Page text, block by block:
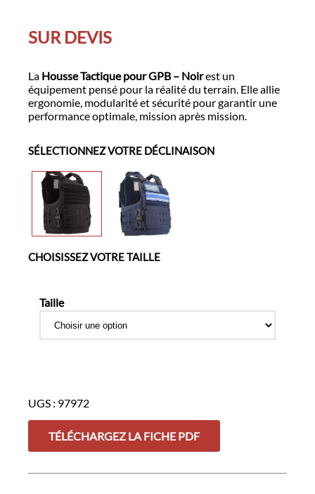
SUR DEVIS
La Housse Tactique pour GPB – Noirest un
équipement pensé pour la réalité du terrain. Elle allie
ergonomie, modularité et sécurité pour garantir une
performance optimale, mission après mission.
SÉLECTIONNEZ VOTRE DÉCLINAISON
CHOISISSEZ VOTRE TAILLE
Taille
Tactique
4
pour
UGS : 97972
TÉLÉCHARGEZ LA FICHE PDF